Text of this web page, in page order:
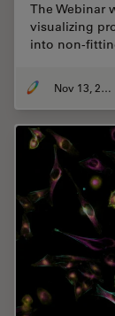
The Webinar
visualizing
into non-
Nov 13, 2022